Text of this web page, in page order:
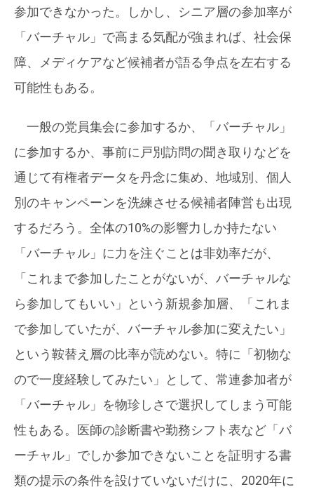
参加できなかった。しかし、シニア層の参加率が
「バーチャル」で高まる気配が強まれば、社会保
障、メディケアなど候補者が語る争点を左右する
可能性もある。
一般の党員集会に参加するか、「バーチャル」
に参加するか、事前に戸別訪問の聞き取りなどを
通じて有権者データを丹念に集め、地域別、個人
別のキャンペーンを洗練させる候補者陣営も出現
するだろう。全体の10%の影響力しか持たない
「バーチャル」に力を注ぐことは非効率だが、
「これまで参加したことがないが、バーチャルな
ら参加してもいい」という新規参加層、「これま
で参加していたが、バーチャル参加に変えたい」
という鞍替え層の比率が読めない。特に「初物な
ので一度経験してみたい」として、常連参加者が
「バーチャル」を物珍しさで選択してしまう可能
性もある。医師の診断書や勤務シフト表など「バ
ーチャル」でしか参加できないことを証明する書
類の提示の条件を設けていないだけに、2020年に